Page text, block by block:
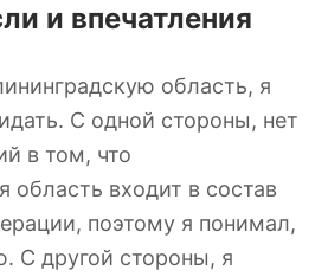
и впечатления
область, я
С одной стороны, нет
в том, что
область входит в состав
поэтому я понимал,
С другой стороны, я